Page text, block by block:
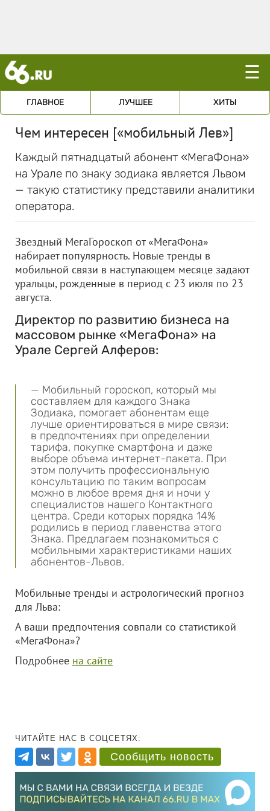
☰
ГЛАВНОЕ ЛУЧШЕЕ ХИТЫ
Чем интересен [«мобильный Лев»]
Каждый пятнадцатый абонент «МегаФона»
на Урале по знаку зодиака является Львом
— такую статистику представили аналитики
оператора.
Звездный МегаГороскоп от «МегаФона»
набирает популярность. Новые тренды в
мобильной связи в наступающем месяце задают
уральцы, рожденные в период с 23 июля по 23
августа.
Директор по развитию бизнеса на
массовом рынке «МегаФона» на
Урале Сергей Алферов:
— Мобильный гороскоп, который мы
составляем для каждого Знака
Зодиака, помогает абонентам еще
лучше ориентироваться в мире связи:
в предпочтениях при определении
тарифа, покупке смартфона и даже
выборе объема интернет-пакета. При
этом получить профессиональную
консультацию по таким вопросам
можно в любое время дня и ночи у
специалистов нашего Контактного
центра. Среди которых порядка 14%
родились в период главенства этого
Знака. Предлагаем познакомиться с
мобильными характеристиками наших
абонентов-Львов.
Мобильные тренды и астрологический прогноз
для Льва:
А ваши предпочтения совпали со статистикой
«МегаФона»?
Подробнее на сайте
ЧИТАЙТЕ НАС В СОЦСЕТЯХ:
Сообщить новость